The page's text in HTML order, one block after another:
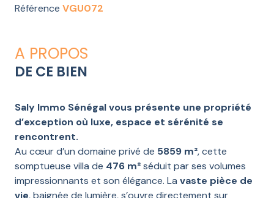
Référence VGU072
A PROPOS
DE CE BIEN
Saly Immo Sénégal vous présente une propriété
d’exception où luxe, espace et sérénité se
rencontrent.
Au cœur d’un domaine privé de 5859 m², cette
somptueuse villa de 476 m²séduit par ses volumes
impressionnants et son élégance. La vaste pièce de
vie, baignée de lumière, s’ouvre directement sur